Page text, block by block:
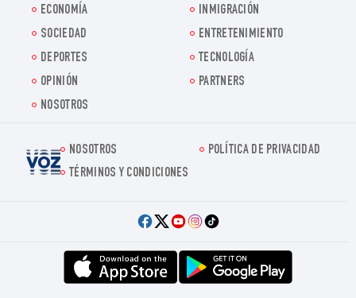
ECONOMÍA
INMIGRACIÓN
SOCIEDAD
ENTRETENIMIENTO
DEPORTES
TECNOLOGÍA
OPINIÓN
PARTNERS
NOSOTROS
Voz.us
NOSOTROS
POLÍTICA DE PRIVACIDAD
TÉRMINOS Y CONDICIONES